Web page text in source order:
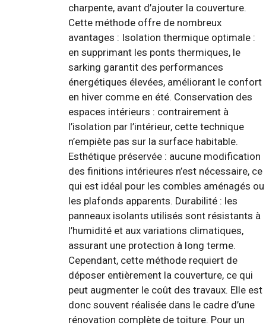
charpente, avant d’ajouter la couverture.
Cette méthode offre de nombreux
avantages : Isolation thermique optimale :
en supprimant les ponts thermiques, le
sarking garantit des performances
énergétiques élevées, améliorant le confort
en hiver comme en été. Conservation des
espaces intérieurs : contrairement à
l’isolation par l’intérieur, cette technique
n’empiète pas sur la surface habitable.
Esthétique préservée : aucune modification
des finitions intérieures n’est nécessaire, ce
qui est idéal pour les combles aménagés ou
les plafonds apparents. Durabilité : les
panneaux isolants utilisés sont résistants à
l’humidité et aux variations climatiques,
assurant une protection à long terme.
Cependant, cette méthode requiert de
déposer entièrement la couverture, ce qui
peut augmenter le coût des travaux. Elle est
donc souvent réalisée dans le cadre d’une
rénovation complète de toiture. Pour un